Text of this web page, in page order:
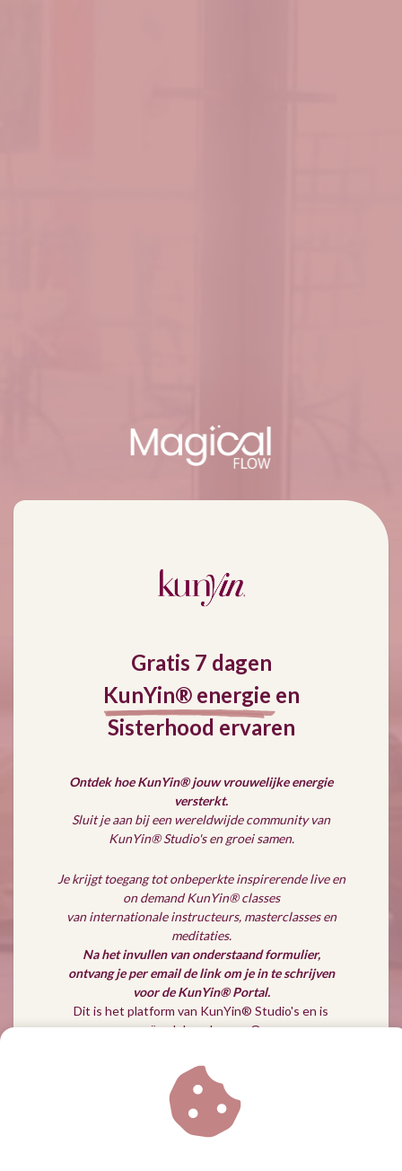
Gratis 7 dagen
KunYin® energie en
Sisterhood ervaren
Ontdek hoe KunYin® jouw vrouwelijke energie
versterkt.
Sluit je aan bij een wereldwijde community van
KunYin® Studio's en groei samen.
Je krijgt toegang tot onbeperkte inspirerende live en
on demand KunYin® classes
van internationale instructeurs, masterclasses en
meditaties.
Na het invullen van onderstaand formulier,
ontvang je per email de link om je in te schrijven
voor de KunYin® Portal.
Dit is het platform van KunYin® Studio's en is
gecreëerd door Joanne Omer,
Motion ~ de modality die ik met trots
in Nederland mag uitdragen.
Wanneer jij je inschrijft bij KunYin® Portal via de
link die zo meteen al in jouw emailbox zit,